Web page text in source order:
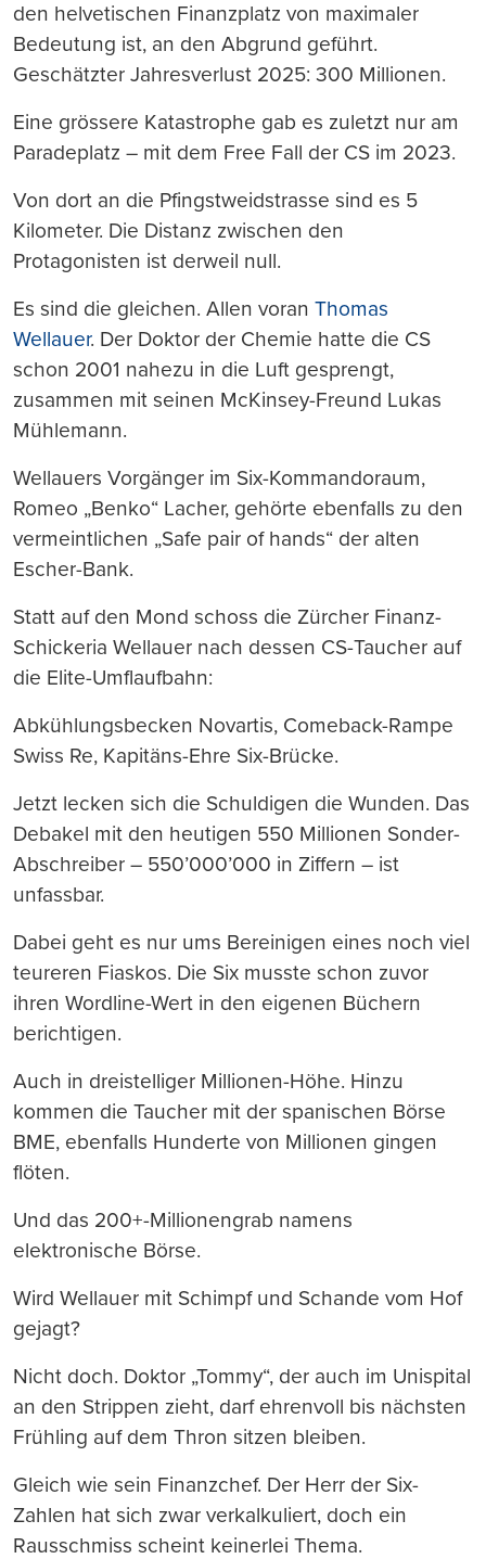
den helvetischen Finanzplatz von maximaler
Bedeutung ist, an den Abgrund geführt.
Geschätzter Jahresverlust 2025: 300 Millionen.
Eine grössere Katastrophe gab es zuletzt nur am
Paradeplatz – mit dem Free Fall der CS im 2023.
Von dort an die Pfingstweidstrasse sind es 5
Kilometer. Die Distanz zwischen den
Protagonisten ist derweil null.
Es sind die gleichen. Allen voran Thomas
Wellauer. Der Doktor der Chemie hatte die CS
schon 2001 nahezu in die Luft gesprengt,
zusammen mit seinen McKinsey-Freund Lukas
Mühlemann.
Wellauers Vorgänger im Six-Kommandoraum,
Romeo „Benko“ Lacher, gehörte ebenfalls zu den
vermeintlichen „Safe pair of hands“ der alten
Escher-Bank.
Statt auf den Mond schoss die Zürcher Finanz-
Schickeria Wellauer nach dessen CS-Taucher auf
die Elite-Umflaufbahn:
Abkühlungsbecken Novartis, Comeback-Rampe
Swiss Re, Kapitäns-Ehre Six-Brücke.
Jetzt lecken sich die Schuldigen die Wunden. Das
Debakel mit den heutigen 550 Millionen Sonder-
Abschreiber – 550’000’000 in Ziffern – ist
unfassbar.
Dabei geht es nur ums Bereinigen eines noch viel
teureren Fiaskos. Die Six musste schon zuvor
ihren Wordline-Wert in den eigenen Büchern
berichtigen.
Auch in dreistelliger Millionen-Höhe. Hinzu
kommen die Taucher mit der spanischen Börse
BME, ebenfalls Hunderte von Millionen gingen
flöten.
Und das 200+-Millionengrab namens
elektronische Börse.
Wird Wellauer mit Schimpf und Schande vom Hof
gejagt?
Nicht doch. Doktor „Tommy“, der auch im Unispital
an den Strippen zieht, darf ehrenvoll bis nächsten
Frühling auf dem Thron sitzen bleiben.
Gleich wie sein Finanzchef. Der Herr der Six-
Zahlen hat sich zwar verkalkuliert, doch ein
Rausschmiss scheint keinerlei Thema.